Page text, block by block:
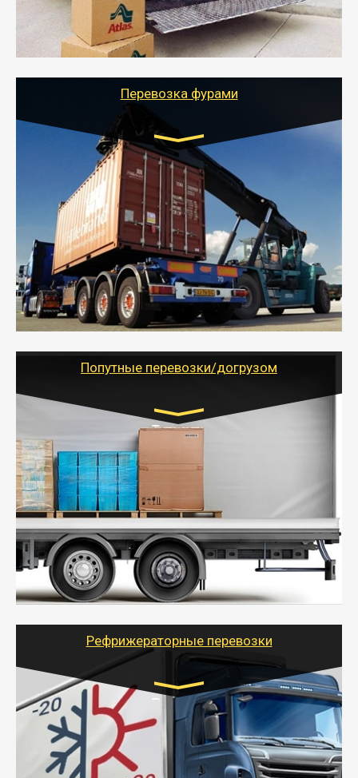
- Тайгер Логистик подберет автотранспорт, быстро и
качественно организует переезд к новому месту
службы или работы с гарантией сохранности груза и
оформлением документов, подтверждающих
Перевозка фурами
Транспорт:
Еврофура Тент от 5 до 10 тонн
грузоподъемность
от 10 000 руб. Возможен догруз
- Доставка фурой до 20 т возможна для больших
объемов грузов, упакованных в коробки, мешки,
паллеты и россыпью в самые отдаленные места
России с гарантией полной сохранности.
- Тайгер Логистик предоставляет услуги по
грузоперевозкам для физических и юридических лиц
Попутные перевозки/догрузом
Транспорт:
Газель (1,5 и 3 тонны), Бычок, Еврофура от 5 до
10 тонн
от 5000 руб. Возможен догруз
- Экономный способ доставить вещи от 200 кг в
другой город - догрузом или попутно. Попутные
грузоперевозки для физлиц, ИП и юрлиц обходятся
дешевле.
- Тайгер Логистик организует доставку
крупногабаритных и личных вещей по нужному
для погрузочно-разгрузочных работ при перевозке.
Рефрижераторные перевозки
Транспорт:
Газель (1,5 и 3 тонны), Бычок, Еврофура от 5 до
10 тонн
от 6000 руб.